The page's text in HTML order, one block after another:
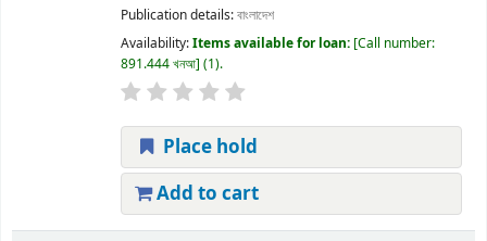
Publication details:বাংলাদেশ
Availability:Items available for loan: Call number:
891.444 খনআ (1).
Place hold
Add to cart